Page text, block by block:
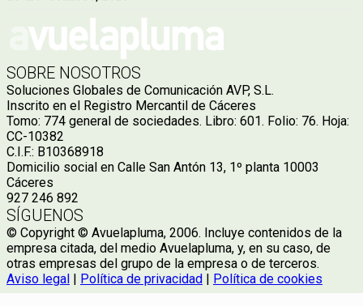
SOBRE NOSOTROS
Soluciones Globales de Comunicación AVP, S.L.
Inscrito en el Registro Mercantil de Cáceres
Tomo: 774 general de sociedades. Libro: 601. Folio: 76. Hoja:
CC-10382
C.I.F.: B10368918
Domicilio social en Calle San Antón 13, 1º planta 10003
Cáceres
927 246 892
SÍGUENOS
© Copyright © Avuelapluma, 2006. Incluye contenidos de la
empresa citada, del medio Avuelapluma, y, en su caso, de
otras empresas del grupo de la empresa o de terceros.
Aviso legal | Política de privacidad | Política de cookies